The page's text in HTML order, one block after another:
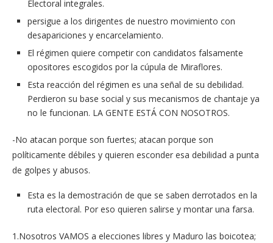
Electoral integrales.
persigue a los dirigentes de nuestro movimiento con
desapariciones y encarcelamiento.
El régimen quiere competir con candidatos falsamente
opositores escogidos por la cúpula de Miraflores.
Esta reacción del régimen es una señal de su debilidad.
Perdieron su base social y sus mecanismos de chantaje ya
no le funcionan. LA GENTE ESTÁ CON NOSOTROS.
-No atacan porque son fuertes; atacan porque son
políticamente débiles y quieren esconder esa debilidad a punta
de golpes y abusos.
Esta es la demostración de que se saben derrotados en la
ruta electoral. Por eso quieren salirse y montar una farsa.
1.Nosotros VAMOS a elecciones libres y Maduro las boicotea;